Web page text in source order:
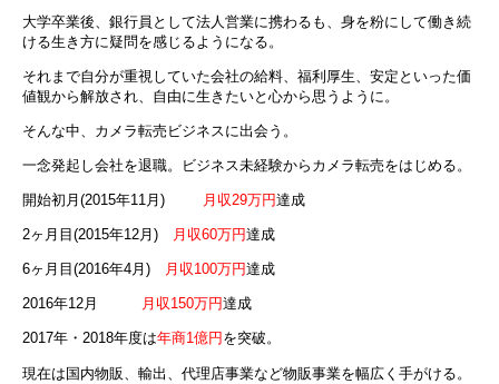
大学卒業後、銀行員として法人営業に携わるも、身を粉にして働き続
ける生き方に疑問を感じるようになる。
それまで自分が重視していた会社の給料、福利厚生、安定といった価
値観から解放され、自由に生きたいと心から思うように。
そんな中、カメラ転売ビジネスに出会う。
一念発起し会社を退職。ビジネス未経験からカメラ転売をはじめる。
開始初月(2015年11月) 月収29万円達成
2ヶ月目(2015年12月) 月収60万円達成
6ヶ月目(2016年4月) 月収100万円達成
2016年12月 月収150万円達成
2017年・2018年度は年商1億円 を突破。
現在は国内物販、輸出、代理店事業など物販事業を幅広く手がける。